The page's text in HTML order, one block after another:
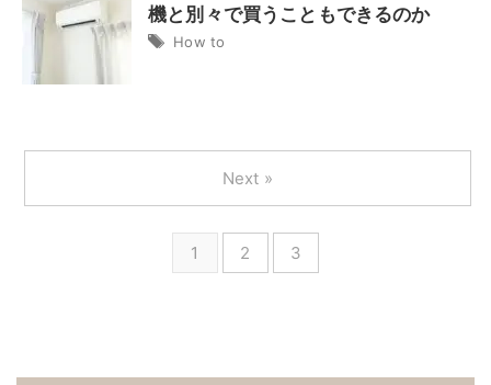
機と別々で買うこともできるのか
How to
1 2 3
Next »